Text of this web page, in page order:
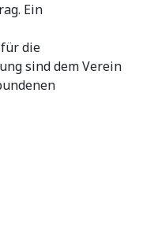
Ein
die
sind dem Verein